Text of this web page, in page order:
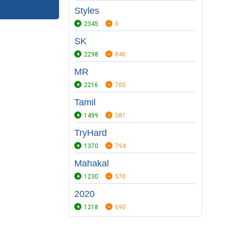
Styles
2345 0
SK
2298 846
MR
2216 705
Tamil
1499 581
TryHard
1370 794
Mahakal
1230 570
2020
1218 690